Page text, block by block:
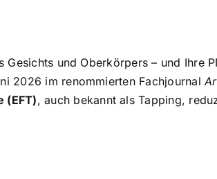
und Oberkörpers – und Ihre
2026 im renommierten Fachjournal
(EFT), auch bekannt als Tapping,